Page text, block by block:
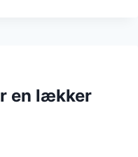
en lækker